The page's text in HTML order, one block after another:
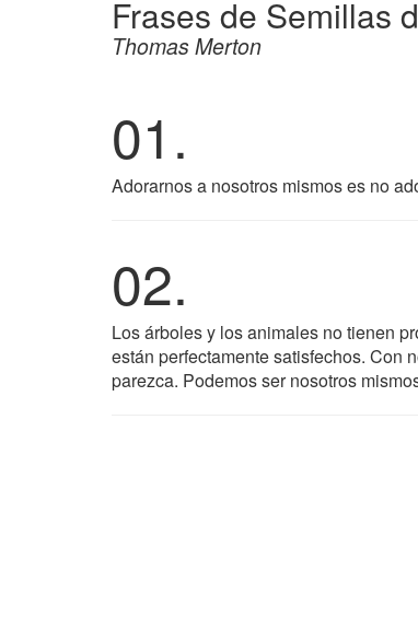
Frases de Semillas
Thomas Merton
01.
Adorarnos a nosotros mismos es no
02.
Los árboles y los animales no tienen
están perfectamente satisfechos. Con
parezca. Podemos ser nosotros